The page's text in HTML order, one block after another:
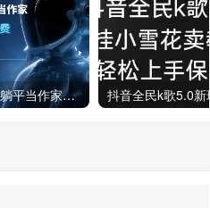
单日收益2000+，躺平当作家，AI全自动写小说赚稿费，全新玩法